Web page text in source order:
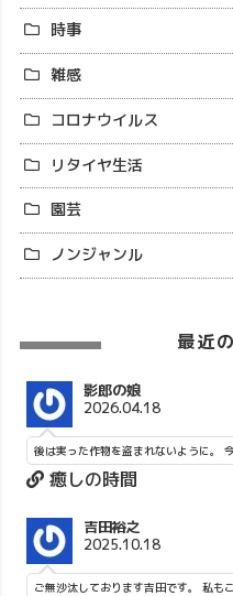
時事
雑感
コロナウイルス
リタイヤ生活
園芸
ノンジャンル
最近
影郎の娘
2026.04.18
後は実った作物を盗まれないように。
癒しの時間
吉田裕之
2025.10.18
ご無沙汰しております吉田です。 私も